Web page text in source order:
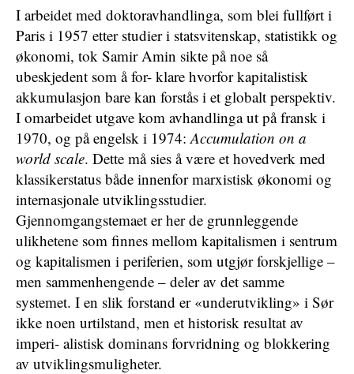
I arbeidet med doktoravhandlinga, som blei fullført i
Paris i 1957 etter studier i statsvitenskap, statistikk og
økonomi, tok Samir Amin sikte på noe så
ubeskjedent som å for- klare hvorfor kapitalistisk
akkumulasjon bare kan forstås i et globalt perspektiv.
I omarbeidet utgave kom avhandlinga ut på fransk i
1970, og på engelsk i 1974:Accumulation on a
world scale. Dette må sies å være et hovedverk med
klassikerstatus både innenfor marxistisk økonomi og
internasjonale utviklingsstudier.
Gjennomgangstemaet er her de grunnleggende
ulikhetene som finnes mellom kapitalismen i sentrum
og kapitalismen i periferien, som utgjør forskjellige –
men sammenhengende – deler av det samme
systemet. I en slik forstand er «underutvikling» i Sør
ikke noen urtilstand, men et historisk resultat av
imperi- alistisk dominans forvridning og blokkering
av utviklingsmuligheter.